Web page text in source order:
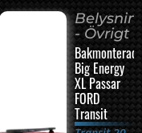
- Övrigt
Bakmonterad
Big Energy
XL Passar
FORD
Transit